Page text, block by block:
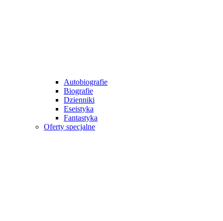
Autobiografie
Biografie
Dzienniki
Eseistyka
Fantastyka
Oferty specjalne